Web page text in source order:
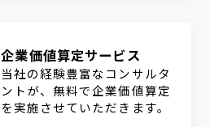
企業価値算定サービス
当社の経験豊富なコンサルタ
ントが、無料で企業価値算定
を実施させていただきます。